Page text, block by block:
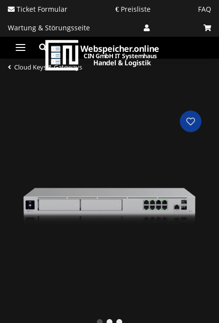
Ticket Formular Preisliste
FAQ
Wartung & Störungsseite
Cloud Keys & Gateways